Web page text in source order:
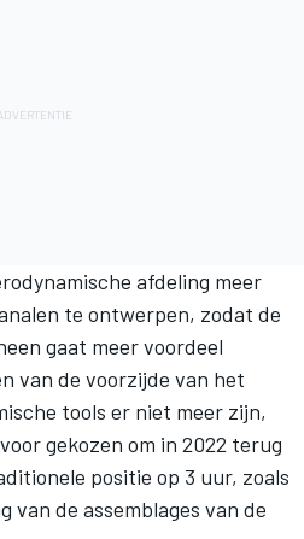
afdeling meer
te ontwerpen, zodat de
gaat meer voordeel
van de voorzijde van het
tools er niet meer zijn,
gekozen om in 2022 terug
positie op 3 uur, zoals
van de assemblages van de